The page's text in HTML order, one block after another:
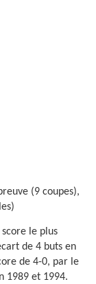
(9 coupes),
le plus
de 4 buts en
de 4-0, par le
1989 et 1994.